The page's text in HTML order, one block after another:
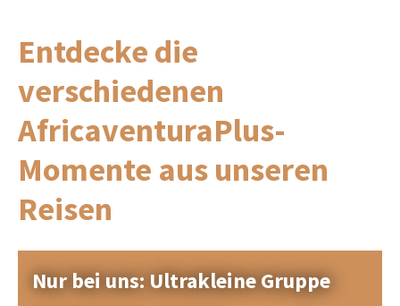
Entdecke die
verschiedenen
AfricaventuraPlus-
Momente aus unseren
Reisen
Nur bei uns: Ultrakleine Gruppe